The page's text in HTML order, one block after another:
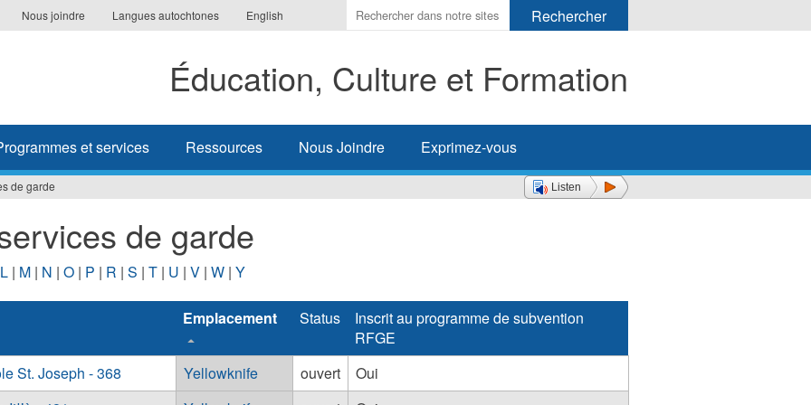
Nous joindre Langues autochtones English
Indiquer
les
à
rechercher
Éducation, Culture et Formation
et services Ressources Nous Joindre Exprimez-vous
Listen
de garde
de garde
L | M | N | O | P | R | S | T | U | V | W | Y
Emplacement Status
Inscrit au programme de subvention
RFGE
St. Joseph - 368
Yellowknife ouvert
Oui